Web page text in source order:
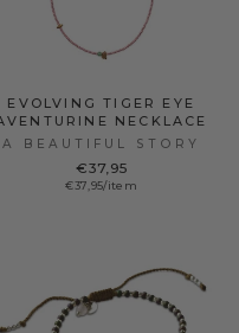
EVOLVING TIGER EYE
NECKLACE
A BEAUTIFUL STORY
€37,95
€37,95/item